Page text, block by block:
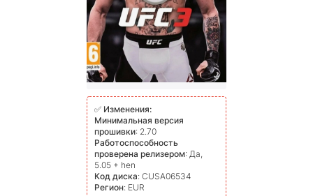
✅ Изменения:
Минимальная версия
прошивки: 2.70
Работоспособность
проверена релизером: Да,
5.05 + hen
Код диска: CUSA06534
Регион: EUR